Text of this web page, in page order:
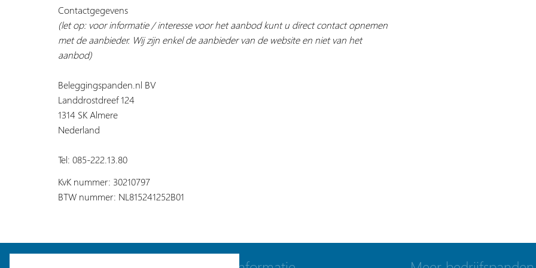
Contactgegevens
(let op: voor informatie / interesse voor het aanbod kunt u direct contact opnemen
met de aanbieder. Wij zijn enkel de aanbieder van de website en niet van het
aanbod)
Beleggingspanden.nl BV
Landdrostdreef 124
1314 SK Almere
Nederland
Tel: 085-222.13.80
KvK nummer: 30210797
BTW nummer: NL815241252B01